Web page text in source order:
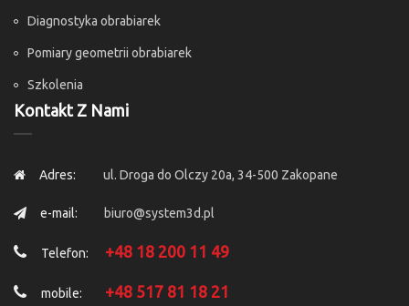
Diagnostyka obrabiarek
Pomiary geometrii obrabiarek
Szkolenia
Kontakt Z Nami
Adres: ul. Droga do Olczy 20a, 34-500 Zakopane
e-mail: biuro@system3d.pl
Telefon: +48 18 200 11 49
mobile: +48 517 81 18 21